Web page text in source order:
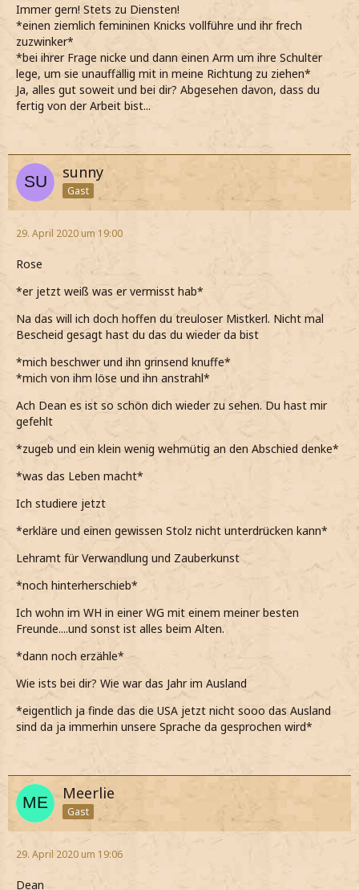
Immer gern! Stets zu Diensten!
*einen ziemlich femininen Knicks vollführe und ihr frech
zuzwinker*
*bei ihrer Frage nicke und dann einen Arm um ihre Schulter
lege, um sie unauffällig mit in meine Richtung zu ziehen*
Ja, alles gut soweit und bei dir? Abgesehen davon, dass du
fertig von der Arbeit bist...
sunny
Gast
29. April 2020 um 19:00
Rose
*er jetzt weiß was er vermisst hab*
Na das will ich doch hoffen du treuloser Mistkerl. Nicht mal
Bescheid gesagt hast du das du wieder da bist
*mich beschwer und ihn grinsend knuffe*
*mich von ihm löse und ihn anstrahl*
Ach Dean es ist so schön dich wieder zu sehen. Du hast mir
gefehlt
*zugeb und ein klein wenig wehmütig an den Abschied denke*
*was das Leben macht*
Ich studiere jetzt
*erkläre und einen gewissen Stolz nicht unterdrücken kann*
Lehramt für Verwandlung und Zauberkunst
*noch hinterherschieb*
Ich wohn im WH in einer WG mit einem meiner besten
Freunde....und sonst ist alles beim Alten.
*dann noch erzähle*
Wie ists bei dir? Wie war das Jahr im Ausland
*eigentlich ja finde das die USA jetzt nicht sooo das Ausland
sind da ja immerhin unsere Sprache da gesprochen wird*
Meerlie
Gast
29. April 2020 um 19:06
Dean